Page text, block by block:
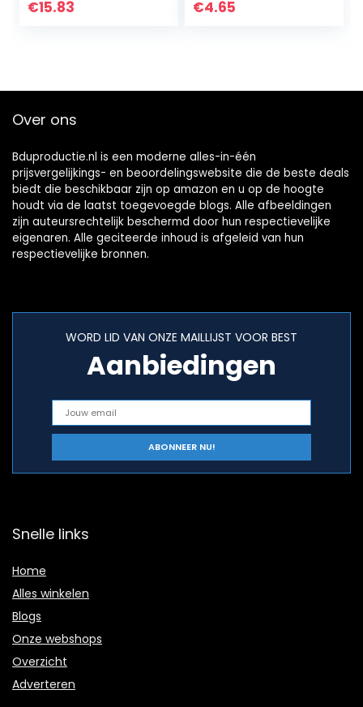
€15.83 €4.65
Over ons
Bduproductie.nl is een moderne alles-in-één
prijsvergelijkings- en beoordelingswebsite die de beste deals
biedt die beschikbaar zijn op amazon en u op de hoogte
houdt via de laatst toegevoegde blogs. Alle afbeeldingen
zijn auteursrechtelijk beschermd door hun respectievelijke
eigenaren. Alle geciteerde inhoud is afgeleid van hun
respectievelijke bronnen.
WORD LID VAN ONZE MAILLIJST VOOR BEST
Aanbiedingen
Snelle links
Home
Alles winkelen
Blogs
Onze webshops
Overzicht
Adverteren